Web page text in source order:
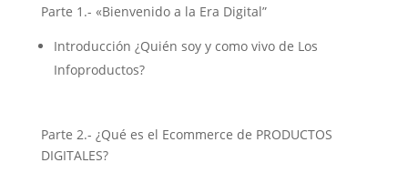
Parte 1.- «Bienvenido a la Era Digital”
Introducción ¿Quién soy y como vivo de Los
Infoproductos?
Parte 2.- ¿Qué es el Ecommerce de PRODUCTOS
DIGITALES?